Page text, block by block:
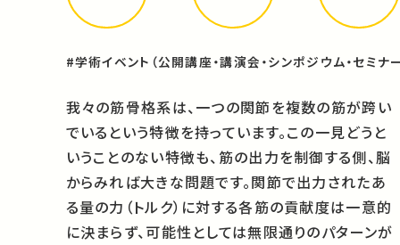
#学術イベント（公開講座・講演会・シンポジウム・セミナ
我々の筋骨格系は、一つの関節を複数の筋が跨い
でいるという特徴を持っています。この一見どうと
いうことのない特徴も、筋の出力を制御する側、脳
からみれば大きな問題です。関節で出力されたあ
る量の力（トルク）に対する各筋の貢献度は一意的
に決まらず、可能性としては無限通りのパターンが